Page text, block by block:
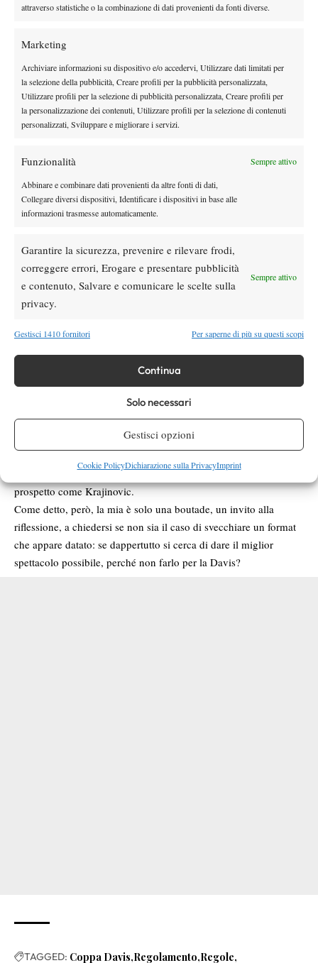
attraverso statistiche o la combinazione di dati provenienti da fonti diverse.
Marketing
Archiviare informazioni su dispositivo e/o accedervi, Utilizzare dati limitati per
la selezione della pubblicità, Creare profili per la pubblicità personalizzata,
Utilizzare profili per la selezione di pubblicità personalizzata, Creare profili per
la personalizzazione dei contenuti, Utilizzare profili per la selezione di contenuti
personalizzati, Sviluppare e migliorare i servizi.
Funzionalità Sempre attivo
Abbinare e combinare dati provenienti da altre fonti di dati,
Collegare diversi dispositivi, Identificare i dispositivi in base alle
informazioni trasmesse automaticamente.
Garantire la sicurezza, prevenire e rilevare frodi,
correggere errori, Erogare e presentare pubblicità
e contenuto, Salvare e comunicare le scelte sulla
privacy.
Sempre attivo
Gestisci 1410 fornitori Per saperne di più su questi scopi
Continua
Solo necessari
Gestisci opzioni
Cookie PolicyDichiarazione sulla PrivacyImprint
parliamo di tale Rares Cuzdriorean). Andando di questo passo tra
assistere nel World Group a sfide del calibro di Bulgaria-Lituania
(Dimitrov-Berankis) o Lettonia-Finlandia (Gulbis-Kontinen): in
fondo basta che la giovane speranza di turno esploda e riesca a
prendersi sulle spalle anche il doppio compensando la pochezza
del compagno.
dall’immobilismo: anche non volendo toccare l’Arag World
Team, si potrebbe provare a rendere più esteso il format della
rispecchi maggiormente il valore delle forze in campo. Quale
non saprei, non ho il polso delle federazioni per sapere cosa sia
fattibile per loro, ma volendo buttare lì un’ipotesi si potrebbe
mantenere invariato il numero degli incontri facendoli però
giocare da quattro singolaristi diversi (primo contro primo,
delle convocazioni non sarebbe catastrofico (massimo 5-6
persone invece delle 4 attuali) ma magari non ci ritroveremmo a
dover vedere spareggi come Romania-Ecuador, che francamente
non sono un grande spot per il tennis. La cosa non toccherebbe
più di tanto neanche movimenti dalle dimensioni contenute ma
dall’indubbia qualità come quello serbo, che oltre a Djokovic,
Tipsarevi e Troicki può ad esempio contare su un ottimo
prospetto come Krajinovic.
Come detto, però, la mia è solo una boutade, un invito alla
riflessione, a chiedersi se non sia il caso di svecchiare un format
che appare datato: se dappertutto si cerca di dare il miglior
spettacolo possibile, perché non farlo per la Davis?
TAGGED: Coppa Davis Regolamento Regole